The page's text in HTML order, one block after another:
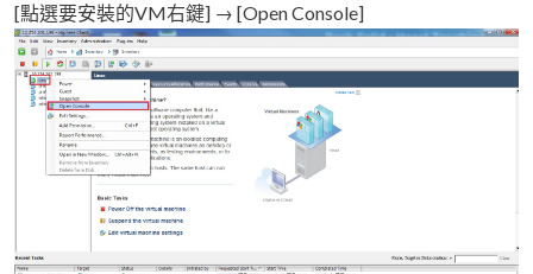
[點選要安裝的VM右鍵] → [Open Console]